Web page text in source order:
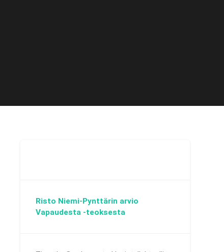
Risto Niemi-Pynttärin arvio
Vapaudesta -teoksesta